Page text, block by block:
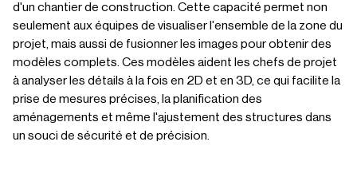
d'un chantier de construction. Cette capacité permet non
seulement aux équipes de visualiser l'ensemble de la zone du
projet, mais aussi de fusionner les images pour obtenir des
modèles complets. Ces modèles aident les chefs de projet
à analyser les détails à la fois en 2D et en 3D, ce qui facilite la
prise de mesures précises, la planification des
aménagements et même l'ajustement des structures dans
un souci de sécurité et de précision.